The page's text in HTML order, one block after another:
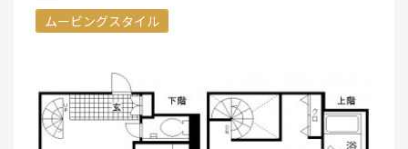
ムービングスタイル